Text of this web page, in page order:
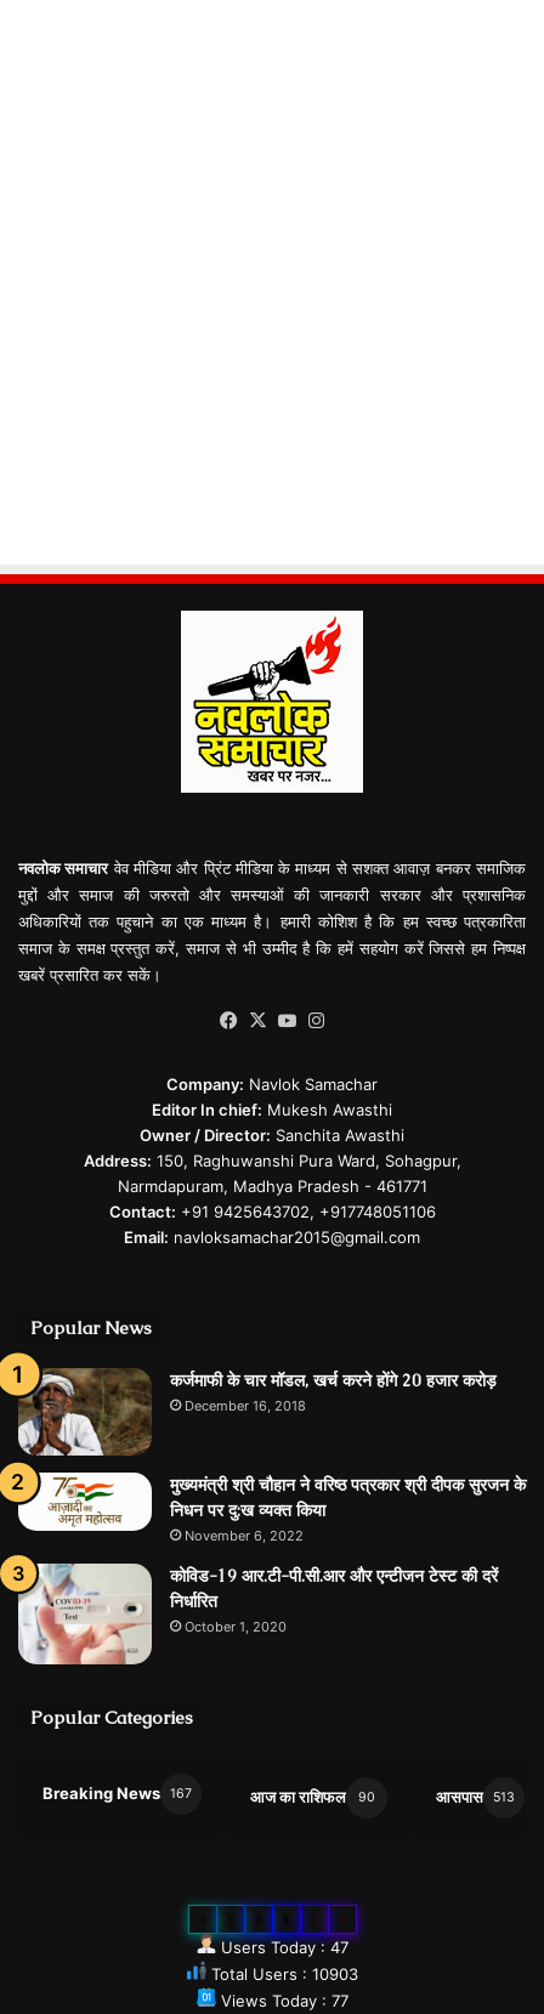
नवलोक समाचारवेव मीडिया और प्रिंट मीडिया के माध्यम से सशक्त आवाज़ बनकर समाजिक
मुद्दों और समाज की जरुरतो और समस्याओं की जानकारी सरकार और प्रशासनिक
अधिकारियों तक पहुचाने का एक माध्यम है। हमारी कोशिश है कि हम स्वच्छ पत्रकारिता
समाज के समक्ष प्रस्तुत करें, समाज से भी उम्मीद है कि हमें सहयोग करें जिससे हम निष्पक्ष
खबरें प्रसारित कर सकें।
Facebook
X YouTube
Company: Navlok Samachar
Editor In chief: Mukesh Awasthi
Owner / Director: Sanchita Awasthi
Address: 150, Raghuwanshi Pura Ward, Sohagpur,
Narmdapuram, Madhya Pradesh - 461771
Contact: +91 9425643702, +917748051106
Email: navloksamachar2015@gmail.com
Popular News
कर्जमाफी के चार मॉडल, खर्च करने होंगे 20 हजार करोड़
December 16, 2018
मुख्यमंत्री श्री चौहान ने वरिष्ठ पत्रकार श्री दीपक सुरजन के
निधन पर दु:ख व्यक्त किया
November 6, 2022
कोविड-19 आर.टी-पी.सी.आर और एन्टीजन टेस्ट की दरें
निर्धारित
October 1, 2020
Popular Categories
Breaking News 167 आज का राशिफल 90 आसपास 513
3
Users Today : 47
Total Users : 10903
Views Today : 77